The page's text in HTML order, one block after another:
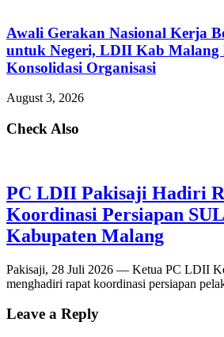
Awali Gerakan Nasional Kerja
untuk Negeri, LDII Kab Malang
Konsolidasi Organisasi
August 3, 2026
Check Also
PC LDII Pakisaji Hadiri
Koordinasi Persiapan
Kabupaten Malang
Pakisaji, 28 Juli 2026 — Ketua PC LDII
menghadiri rapat koordinasi persiapan
Leave a Reply